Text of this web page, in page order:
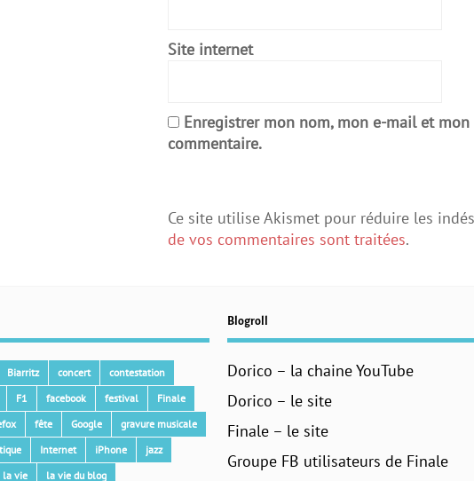
Site internet
Enregistrer mon nom, mon e-mail et
commentaire.
Ce site utilise Akismet pour réduire les
de vos commentaires sont traitées.
Biarritz concert
contestation
F1 facebook festival
Finale
fête Google
gravure musicale
Internet iPhone
jazz
la vie la vie du blog
Blogroll
Dorico – la chaine YouTube
Dorico – le site
Finale – le site
Groupe FB utilisateurs de Finale